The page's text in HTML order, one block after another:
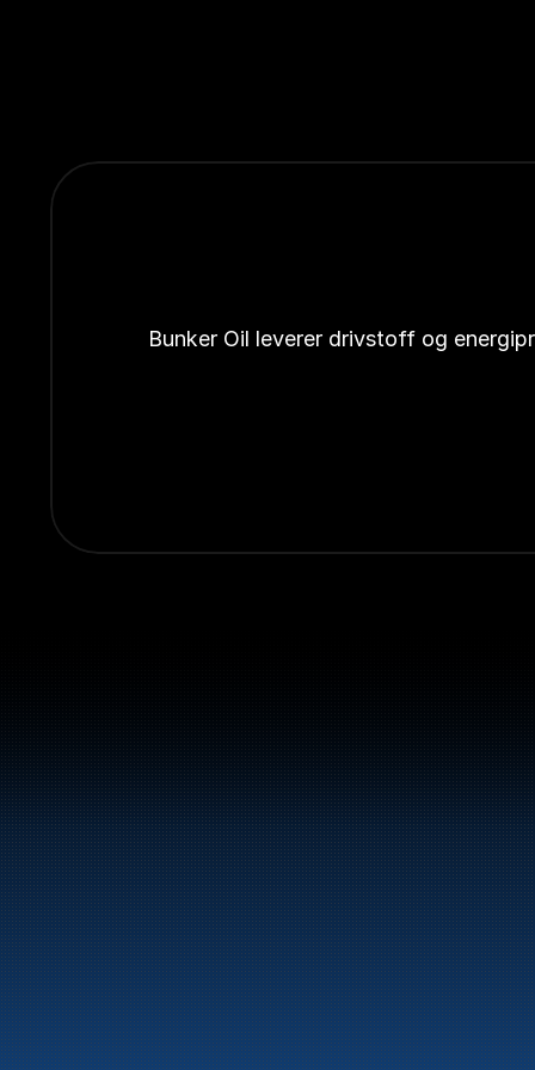
Bunker Oil leverer drivstoff og
+47 70 10 47 47